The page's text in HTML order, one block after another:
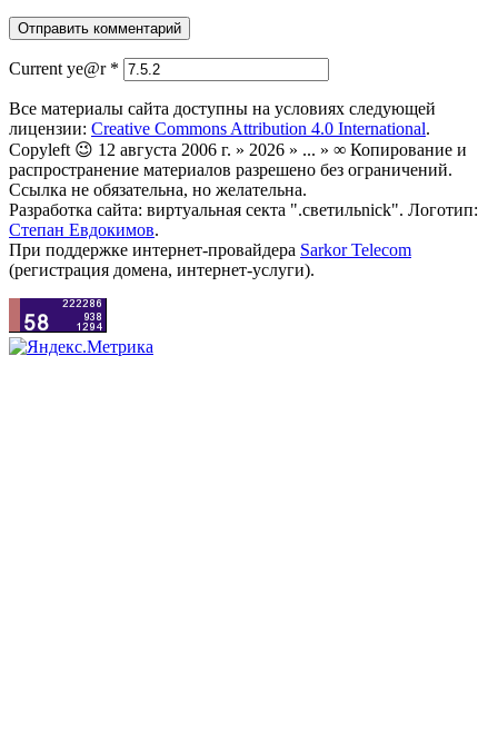
Current ye@r *
Все материалы сайта доступны на условиях следующей
лицензии: Creative Commons Attribution 4.0 International.
Copyleft 😉 12 августа 2006 г. » 2026 » ... » ∞ Копирование и
распространение материалов разрешено без ограничений.
Ссылка не обязательна, но желательна.
Разработка сайта: виртуальная секта ".светильnick". Логотип:
Степан Евдокимов.
При поддержке интернет-провайдера Sarkor Telecom
(регистрация домена, интернет-услуги).